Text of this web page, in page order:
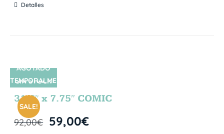
Detalles
SIN STOCK
SALE!
AGOTADO
TEMPORALME
NTE
31.5″ x 7.75″ COMIC
92,00€ 59,00€